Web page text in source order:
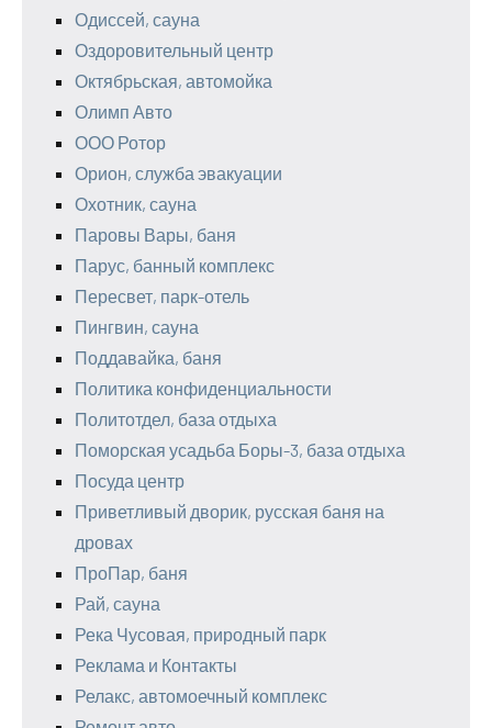
Одиссей, сауна
Оздоровительный центр
Октябрьская, автомойка
Олимп Авто
ООО Ротор
Орион, служба эвакуации
Охотник, сауна
Паровы Вары, баня
Парус, банный комплекс
Пересвет, парк-отель
Пингвин, сауна
Поддавайка, баня
Политика конфиденциальности
Политотдел, база отдыха
Поморская усадьба Боры-3, база отдыха
Посуда центр
Приветливый дворик, русская баня на
дровах
ПроПар, баня
Рай, сауна
Река Чусовая, природный парк
Реклама и Контакты
Релакс, автомоечный комплекс